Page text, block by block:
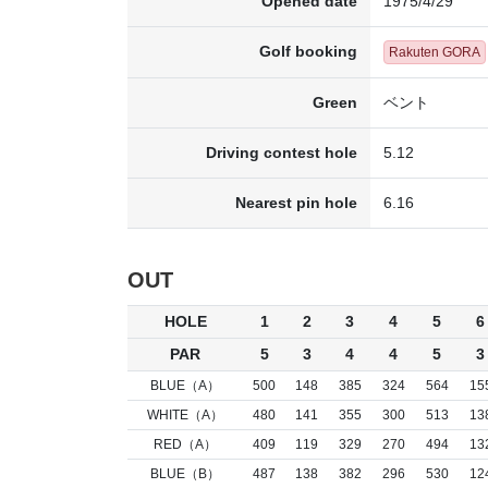
Golf booking Rakuten GORA
Green ベント
Driving contest hole 5.12
Nearest pin hole 6.16
OUT
HOLE 1 2 3 4 5
6
PAR
5 3 4 4 5 3
BLUE（A） 500 148 385 324 564
WHITE（A）
480 141 355 300 513
RED（A）
409 119 329 270 494
BLUE（B）
487 138 382 296 530